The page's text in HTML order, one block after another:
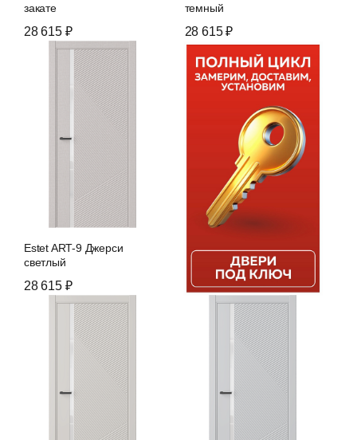
закате
28 615 ₽
темный
28 615 ₽
Estet ART-9 Джерси
светлый
28 615 ₽